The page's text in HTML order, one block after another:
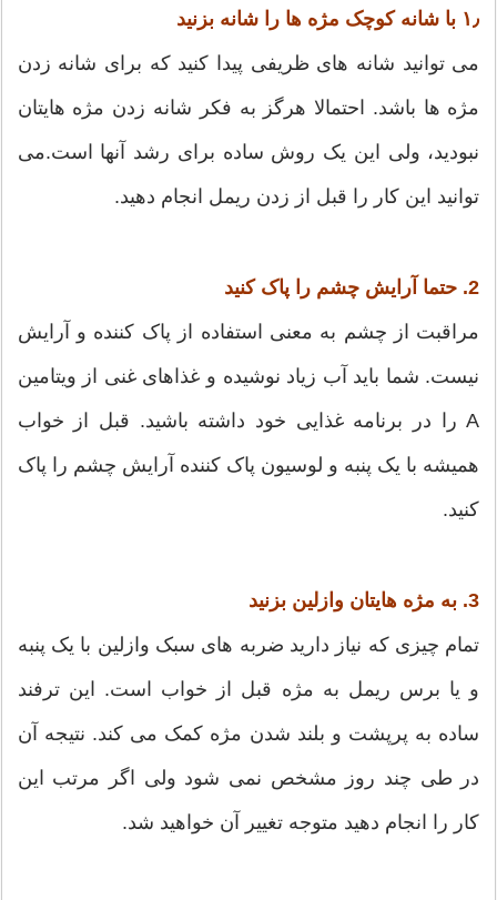
۱٫ با شانه کوچک مژه ها را شانه بزنید
می توانید شانه های ظریفی پیدا کنید که برای شانه زدن
مژه ها باشد. احتمالا هرگز به فکر شانه زدن مژه هایتان
نبودید، ولی این یک روش ساده برای رشد آنها است.می
توانید این کار را قبل از زدن ریمل انجام دهید.
2. حتما آرایش چشم را پاک کنید
مراقبت از چشم به معنی استفاده از پاک کننده و آرایش
نیست. شما باید آب زیاد نوشیده و غذاهای غنی از ویتامین
A را در برنامه غذایی خود داشته باشید. قبل از خواب
همیشه با یک پنبه و لوسیون پاک کننده آرایش چشم را پاک
کنید.
3. به مژه هایتان وازلین بزنید
تمام چیزی که نیاز دارید ضربه های سبک وازلین با یک پنبه
و یا برس ریمل به مژه قبل از خواب است. این ترفند
ساده به پرپشت و بلند شدن مژه کمک می کند. نتیجه آن
در طی چند روز مشخص نمی شود ولی اگر مرتب این
کار را انجام دهید متوجه تغییر آن خواهید شد.